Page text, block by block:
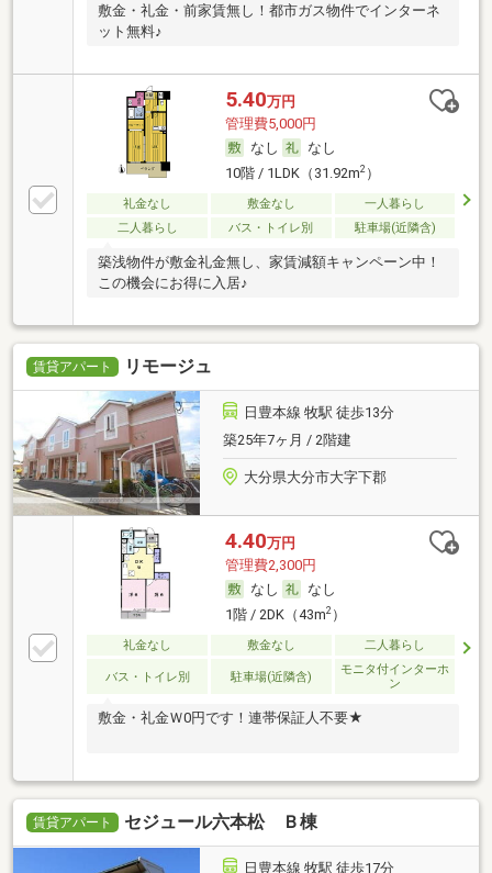
敷金・礼金・前家賃無し！都市ガス物件でインターネ
ット無料♪
5.40万円
管理費5,000円
なし
なし
10階 / 1LDK（31.92m2）
礼金なし 敷金なし
一人暮らし
二人暮らし
バス・トイレ別 駐車場(近隣含)
築浅物件が敷金礼金無し、家賃減額キャンペーン中！
この機会にお得に入居♪
賃貸アパート リモージュ
日豊本線 牧駅 徒歩13分
築25年7ヶ月 / 2階建
大分県大分市大字下郡
4.40万円
管理費2,300円
なし
なし
1階 / 2DK（43m2）
礼金なし 敷金なし 二人暮らし
バス・トイレ別 駐車場(近隣含)
モニタ付インターホ
ン
敷金・礼金Ｗ0円です！連帯保証人不要★
賃貸アパート セジュール六本松 Ｂ棟
日豊本線 牧駅 徒歩17分